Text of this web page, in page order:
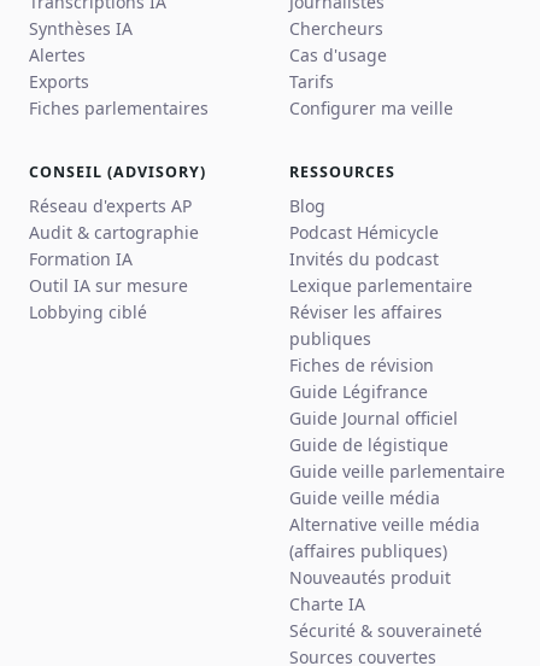
Synthèses IA
Alertes
Exports
Fiches parlementaires
Chercheurs
Cas d'usage
Tarifs
Configurer ma veille
CONSEIL (ADVISORY)
Réseau d'experts AP
Audit & cartographie
Formation IA
Outil IA sur mesure
Lobbying ciblé
RESSOURCES
Blog
Podcast Hémicycle
Invités du podcast
Lexique parlementaire
Réviser les affaires
publiques
Fiches de révision
Guide Légifrance
Guide Journal officiel
Guide de légistique
Guide veille parlementaire
Guide veille média
Alternative veille média
(affaires publiques)
Nouveautés produit
Charte IA
Sécurité & souveraineté
Sources couvertes